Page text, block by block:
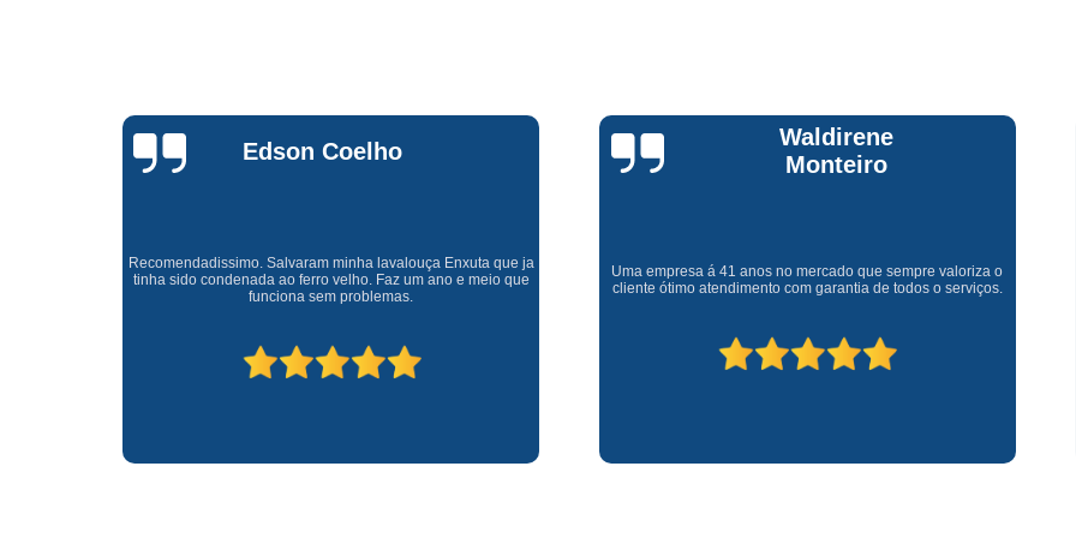
Assistencia Tecnica
Assistencia Tecnica Forno Microondas
Conserto de Maquina de Lavar
Conserto Maquina de Lavar
Conserto Maquina Lavar Roupa
Waldirene
Monteiro
Uma empresa á 41 anos no mercado que sempre valoriza o
cliente ótimo atendimento com garantia de todos o serviços.
Claúdia
Andrullis
telefônico (q hj infelizmente é um problema), e a eficiência do
técnico Sr Henrique na solução do problema da minha lava e
seca q minha família não vive mais sem. #recomendo os